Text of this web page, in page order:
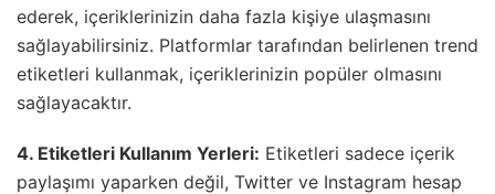
ederek, içeriklerinizin daha fazla kişiye ulaşmasını
sağlayabilirsiniz. Platformlar tarafından belirlenen trend
etiketleri kullanmak, içeriklerinizin popüler olmasını
sağlayacaktır.
4. Etiketleri Kullanım Yerleri: Etiketleri sadece içerik
paylaşımı yaparken değil, Twitter ve Instagram hesap